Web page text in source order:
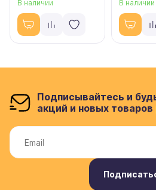
В наличии В наличии
Подписывайтесь и
акций и новых